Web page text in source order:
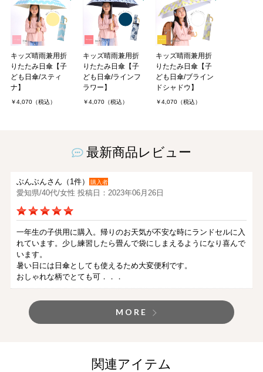
キッズ晴雨兼用折
りたたみ日傘【子
ども日傘/スティ
ナ】
￥4,070（税込）
キッズ晴雨兼用折
りたたみ日傘【子
ども日傘/ラインフ
ラワー】
￥4,070（税込）
キッズ晴雨兼用折
りたたみ日傘【子
ども日傘/ブライン
ドシャドウ】
￥4,070（税込）
最新商品レビュー
ぶんぶんさん（1件） 購入者
愛知県/40代/女性 投稿日：2023年06月26日
一年生の子供用に購入。帰りのお天気が不安な時にランドセルに入
れています。少し練習したら畳んで袋にしまえるようになり喜んで
います。
暑い日には日傘としても使えるため大変便利です。
おしゃれな柄でとても可．．．
MORE
関連アイテム